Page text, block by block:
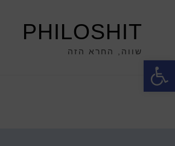
פתח סרגל נגישות
PHILOSHIT
שווה, החרא הזה